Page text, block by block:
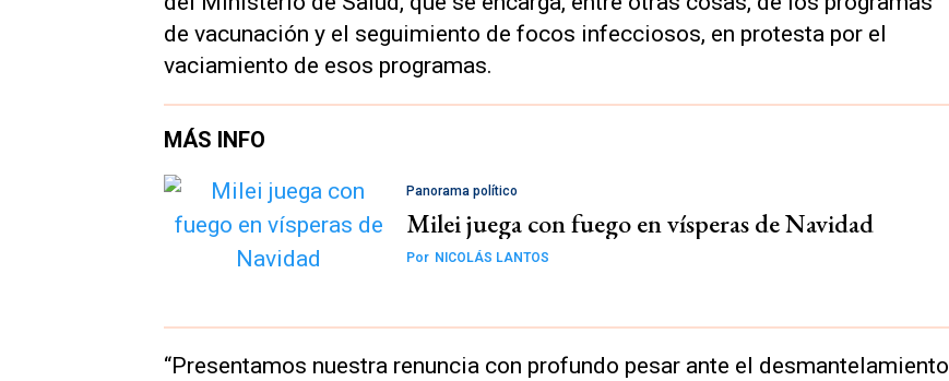
de vacunación y el seguimiento de focos infecciosos, en protesta por el
vaciamiento de esos programas.
MÁS INFO
Panorama político
Milei juega con fuego en vísperas de Navidad
Por NICOLÁS LANTOS
“Presentamos nuestra renuncia con profundo pesar ante el desmantelamiento